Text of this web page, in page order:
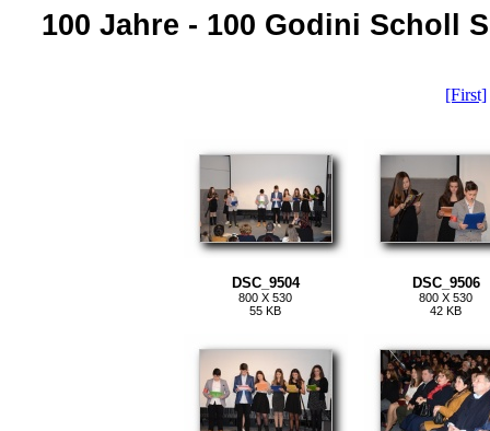
100 Jahre - 100 Godini Scholl
[First]
DSC_9504
800 X 530
55 KB
DSC_9506
800 X 530
42 KB